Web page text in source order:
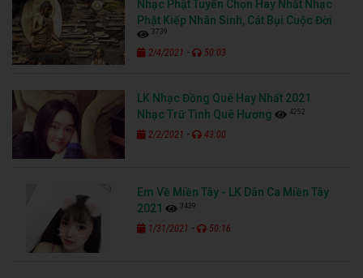
Nhạc Phật Tuyển Chọn Hay Nhất Nhạc
Phật Kiếp Nhân Sinh, Cát Bụi Cuộc Đời
3739
2/4/2021 - 50:03
LK Nhạc Đồng Quê Hay Nhất 2021
Nhạc Trữ Tình Quê Hương
4252
2/2/2021 - 43:00
Em Về Miền Tây - LK Dân Ca Miền Tây
2021
3439
1/31/2021 - 50:16